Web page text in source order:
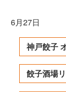
6月27日
神戸餃子
餃子酒場